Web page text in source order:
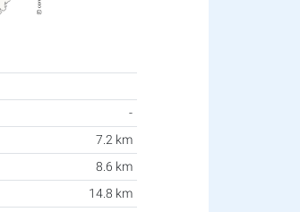
-
7.2 km
8.6 km
14.8 km